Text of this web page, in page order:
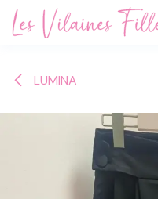
Se rendre au contenu
LUMINA